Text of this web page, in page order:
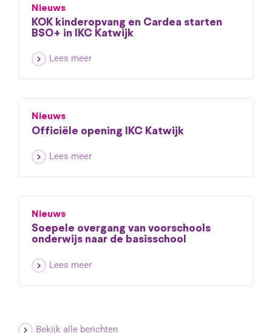
Nieuws
KOK kinderopvang en Cardea starten
BSO+ in IKC Katwijk
Lees meer
Nieuws
Officiële opening IKC Katwijk
Lees meer
Nieuws
Soepele overgang van voorschools
onderwijs naar de basisschool
Lees meer
Bekijk alle berichten